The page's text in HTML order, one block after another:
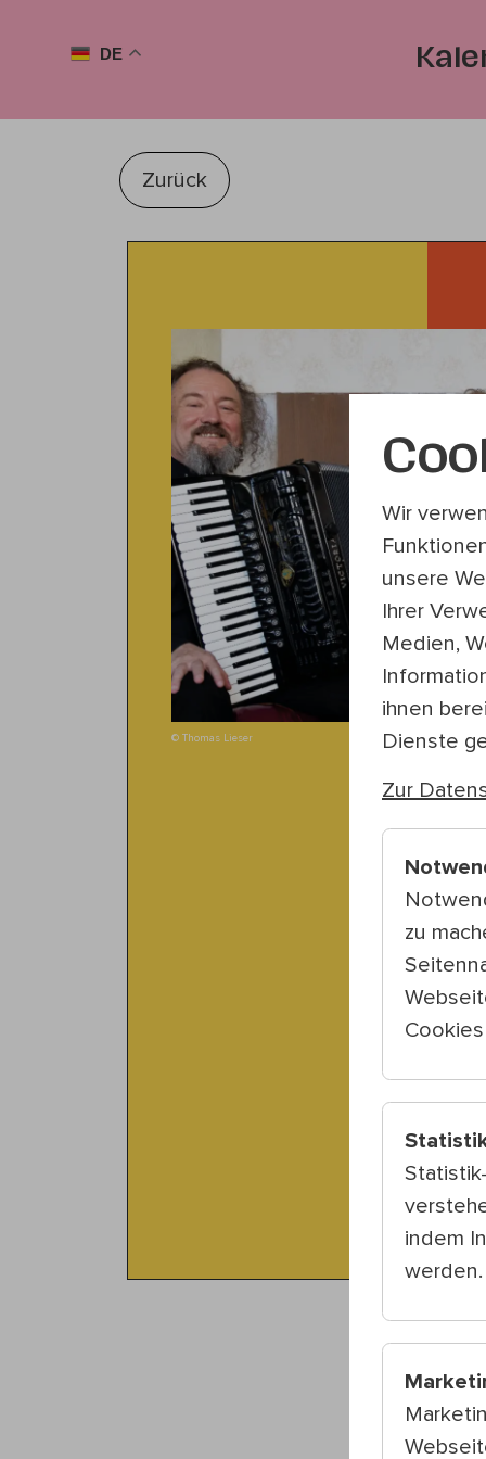
DE
Zurück
© Thomas Lieser
Wir
unsere
Ihrer
Medien,
ihnen
Dienste
Zur
zu
indem
werden.